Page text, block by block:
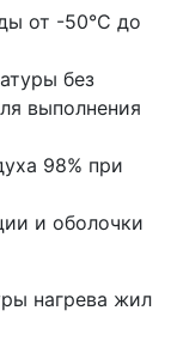
от -50°С до
без
выполнения
98% при
и оболочки
нагрева жил